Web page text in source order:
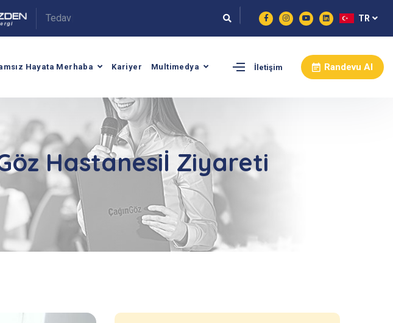
.
Tedav TR
Hayata Merhaba Kariyer Multimedya İletişim Randevu Al
Hastanesiİ Ziyareti